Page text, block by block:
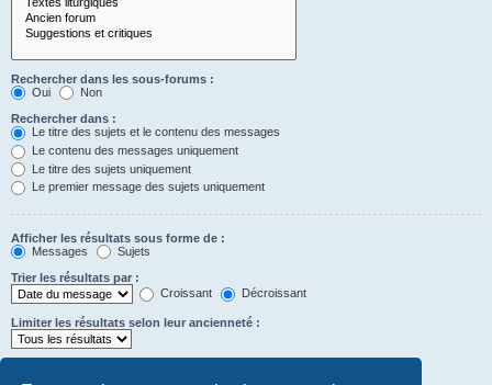
Rechercher dans les sous-forums :
Oui
Non
Rechercher dans :
Le titre des sujets et le contenu des messages
Le contenu des messages uniquement
Le titre des sujets uniquement
Le premier message des sujets uniquement
Afficher les résultats sous forme de :
Messages
Sujets
Trier les résultats par :
Croissant
Décroissant
Limiter les résultats selon leur ancienneté :